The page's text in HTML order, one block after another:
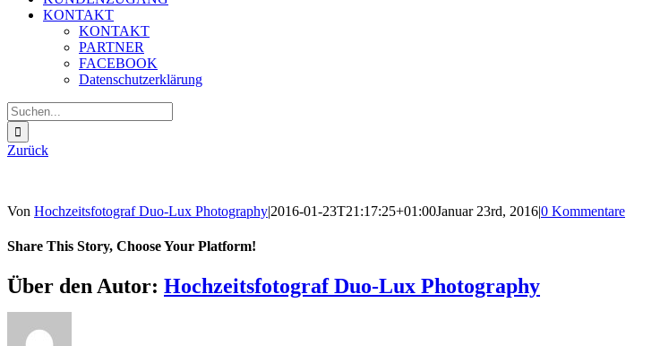
KONTAKT
KONTAKT
PARTNER
FACEBOOK
Datenschutzerklärung
Suche
nach:
Zurück
Von Hochzeitsfotograf Duo-Lux Photography|2016-01-23T21:17:25+01:00Januar 23rd, 2016|0 Kommentare
Share This Story, Choose Your Platform!
Sharing_facebook
Sharing_twitter
Sharing_reddit
Über den Autor: Hochzeitsfotograf Duo-Lux Photography